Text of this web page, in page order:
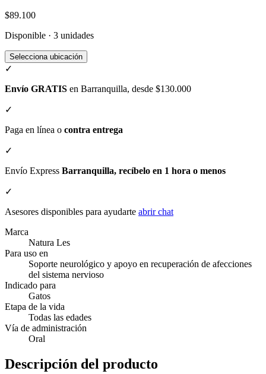
$89.100
Disponible · 3 unidades
Selecciona ubicación
✓
Envío GRATIS en Barranquilla, desde $130.000
✓
Paga en línea o contra entrega
✓
Envío Express Barranquilla, recíbelo en 1 hora o menos
✓
Asesores disponibles para ayudarte abrir chat
Marca
Natura Les
Para uso en
Soporte neurológico y apoyo en recuperación de afecciones
del sistema nervioso
Indicado para
Gatos
Etapa de la vida
Todas las edades
Vía de administración
Oral
Descripción del producto